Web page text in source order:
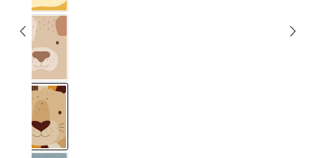
Hund
Leeuw